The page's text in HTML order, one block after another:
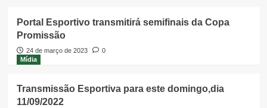
Portal Esportivo transmitirá semifinais da Copa
Promissão
24 de março de 2023
0
Mídia
Transmissão Esportiva para este domingo,dia
11/09/2022